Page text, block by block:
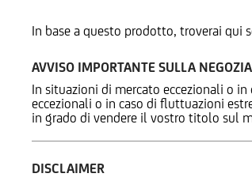
In base a questo prodotto, troverai qui
AVVISO IMPORTANTE SULLA
In situazioni di mercato eccezionali o
eccezionali o in caso di fluttuazioni
in grado di vendere il vostro titolo sul
DISCLAIMER